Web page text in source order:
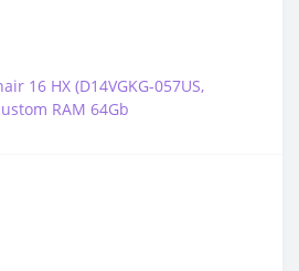
16 HX (D14VGKG-057US,
RAM 64Gb